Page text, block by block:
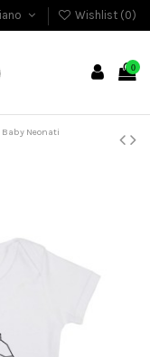
Wishlist (0)
0
Neonati